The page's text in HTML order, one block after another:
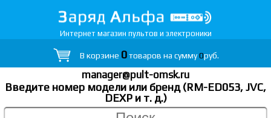
Интернет магазин пультов и электроники
В корзине 0товаров на сумму0руб.
manager@pult-omsk.ru
Введите номер модели или бренд (RM-ED053, JVC,
DEXP и т. д.)